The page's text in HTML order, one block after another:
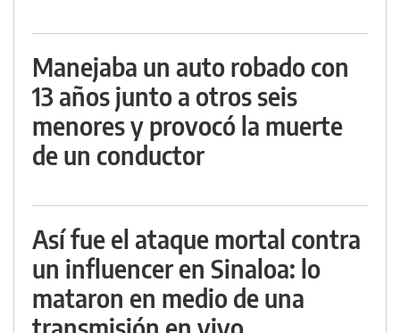
Manejaba un auto robado con
13 años junto a otros seis
menores y provocó la muerte
de un conductor
Así fue el ataque mortal contra
un influencer en Sinaloa: lo
mataron en medio de una